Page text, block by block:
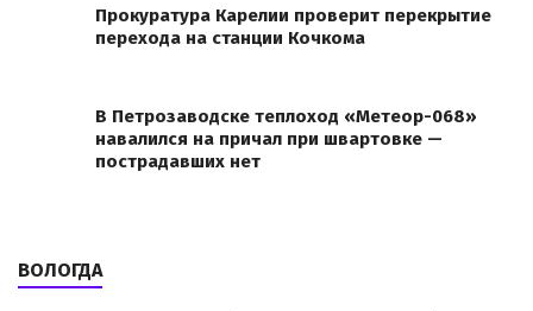
Прокуратура Карелии проверит перекрытие
перехода на станции Кочкома
В Петрозаводске теплоход «Метеор-068»
навалился на причал при швартовке —
пострадавших нет
ВОЛОГДА